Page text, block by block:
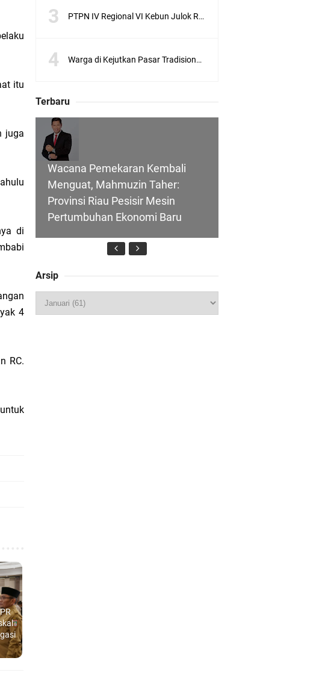
Tasik Putri Puyu
Kawasan
Jembatan Penghubung ke
Daerah Melalui Skema
Indonesia 2045
itu
juga
di
4
RC.
PTPN IV Regional VI Kebun Julok Rayeuk Utara Serahkan Bantuan Mesin Genset untuk Dayah Darul Fata
Warga di Kejutkan Pasar Tradisional Kota Tembilahan Dilalap Api Dini Hari
Terbaru
Wacana Pemekaran Kembali
Menguat, Mahmuzin Taher:
Provinsi Riau Pesisir Mesin
Pertumbuhan Ekonomi Baru
HUT IBI Ke-75, Bupati Asmar:
Arsip